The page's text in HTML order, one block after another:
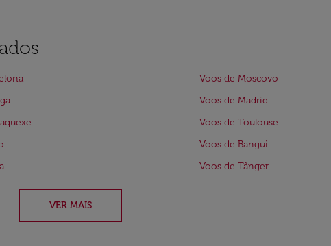
Voos de Moscovo
Voos de Madrid
Voos de Toulouse
Voos de Bangui
Voos de Tânger
VER MAIS